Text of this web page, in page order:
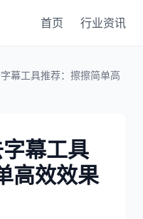
首页 行业资讯
幕工具推荐：擦擦简单高
幕工具
高效效果